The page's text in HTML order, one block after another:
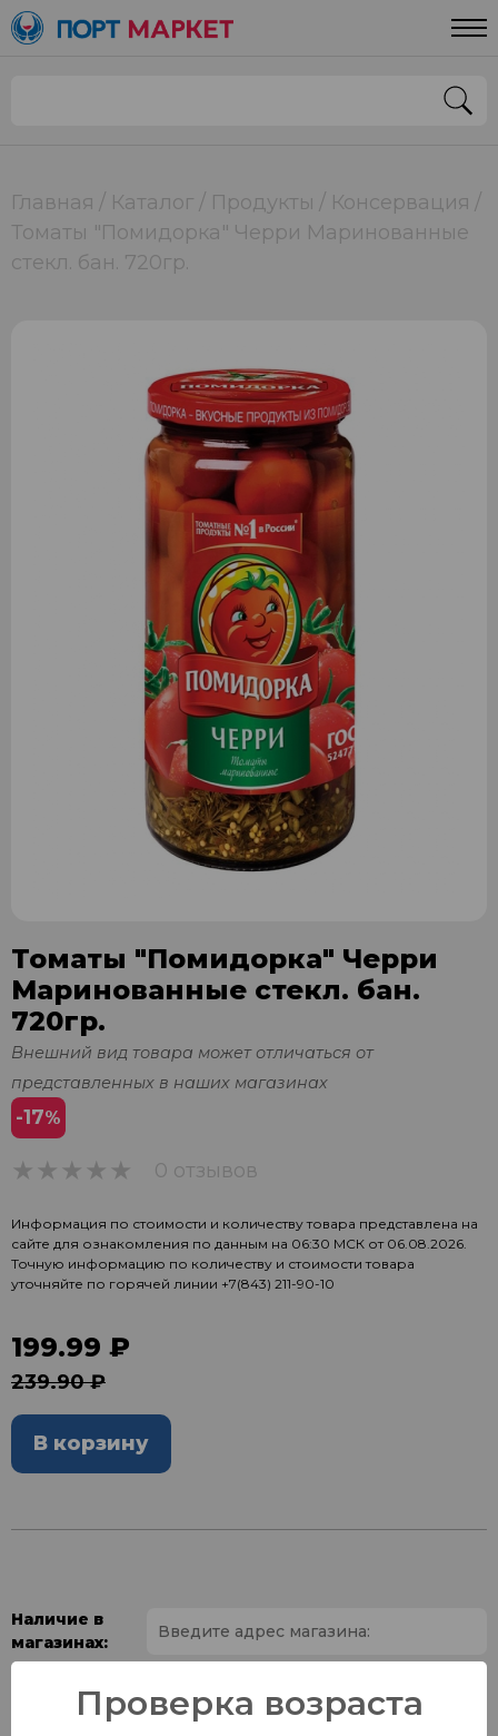
Главная Каталог Продукты
Консервация
Томаты "Помидорка" Черри Маринованные
стекл. бан. 720гр.
Томаты "Помидорка" Черри
Маринованные стекл. бан.
720гр.
Внешний вид товара может отличаться от
представленных в наших магазинах
-17%
0 отзывов
Информация по стоимости и количеству товара представлена на
сайте для ознакомления по данным на 06:30 МСК от 06.08.2026.
Точную информацию по количеству и стоимости товара
уточняйте по горячей линии +7(843) 211-90-10
199.99 ₽
239.90 ₽
В корзину
Наличие в
магазинах:
Ваш город:Проверка возраста